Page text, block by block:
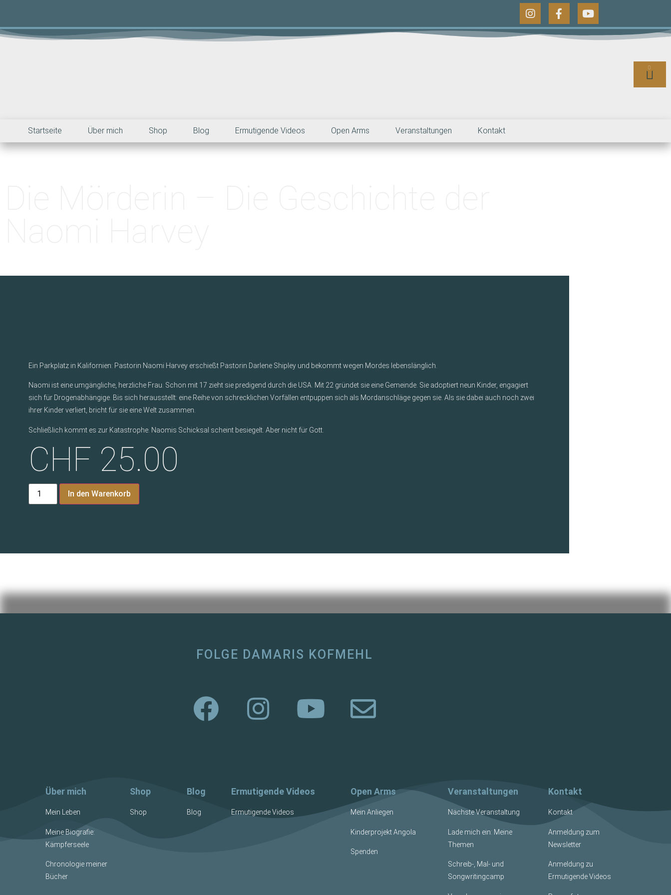
0
Startseite Über mich Shop Blog Ermutigende Videos Open Arms Veranstaltungen Kontakt
Ein Parkplatz in Kalifornien: Pastorin Naomi Harvey erschießt Pastorin Darlene Shipley und bekommt wegen Mordes lebenslänglich.
Naomi ist eine umgängliche, herzliche Frau. Schon mit 17 zieht sie predigend durch die USA. Mit 22 gründet sie eine Gemeinde. Sie adoptiert neun Kinder, engagiert
sich für Drogenabhängige. Bis sich herausstellt: eine Reihe von schrecklichen Vorfällen entpuppen sich als Mordanschläge gegen sie. Als sie dabei auch noch zwei
ihrer Kinder verliert, bricht für sie eine Welt zusammen.
Schließlich kommt es zur Katastrophe. Naomis Schicksal scheint besiegelt. Aber nicht für Gott.
CHF 25.00
In den Warenkorb
FOLGE DAMARIS KOFMEHL
Über mich
Mein Leben
Meine Biografie:
Kämpferseele
Chronologie meiner
Bücher
Shop
Shop
Blog
Blog
Ermutigende Videos
Ermutigende Videos
Open Arms
Mein Anliegen
Kinderprojekt Angola
Spenden
Veranstaltungen
Nächste Veranstaltung
Lade mich ein: Meine
Themen
Schreib-, Mal- und
Songwritingcamp
Kontakt
Kontakt
Anmeldung zum
Newsletter
Anmeldung zu
Ermutigende Videos